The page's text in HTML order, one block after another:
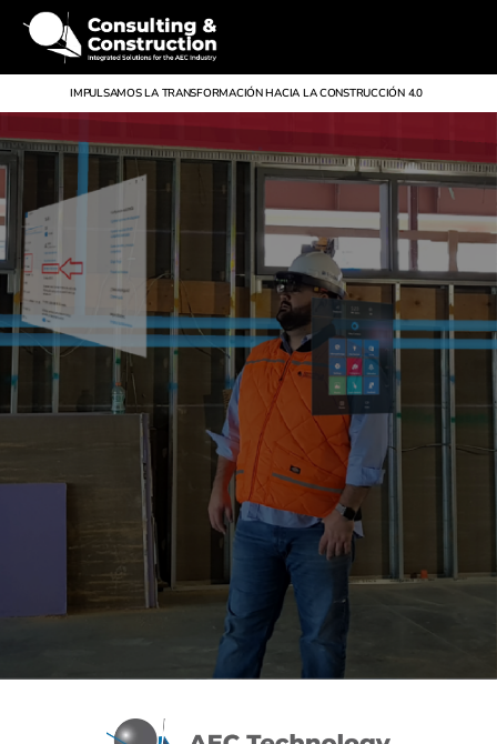
IMPULSAMOS LA TRANSFORMACIÓN HACIA LA CONSTRUCCIÓN 4.0